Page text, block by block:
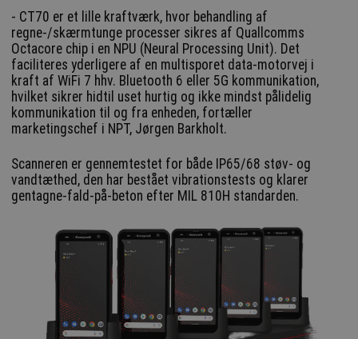
- CT70 er et lille kraftværk, hvor behandling af
regne-/skærmtunge processer sikres af Quallcomms
Octacore chip i en NPU (Neural Processing Unit). Det
faciliteres yderligere af en multisporet data-motorvej i
kraft af WiFi 7 hhv. Bluetooth 6 eller 5G kommunikation,
hvilket sikrer hidtil uset hurtig og ikke mindst pålidelig
kommunikation til og fra enheden, fortæller
marketingschef i NPT, Jørgen Barkholt.
Scanneren er gennemtestet for både IP65/68 støv- og
vandtæthed, den har bestået vibrationstests og klarer
gentagne-fald-på-beton efter MIL 810H standarden.